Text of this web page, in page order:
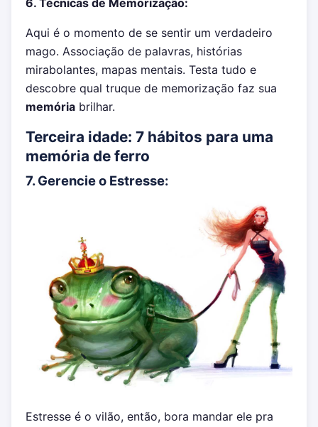
Aqui é o momento de se sentir um verdadeiro
mago. Associação de palavras, histórias
mirabolantes, mapas mentais. Testa tudo e
descobre qual truque de memorização faz sua
memória brilhar.
Terceira idade: 7 hábitos para uma
memória de ferro
7. Gerencie o Estresse:
Estresse é o vilão, então, bora mandar ele pra